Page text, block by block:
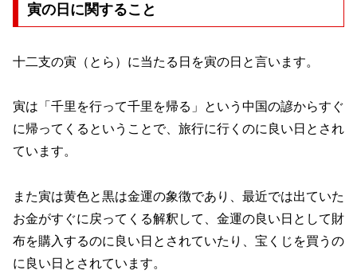
寅の日に関すること
十二支の寅（とら）に当たる日を寅の日と言います。
寅は「千里を行って千里を帰る」という中国の諺からすぐ
に帰ってくるということで、旅行に行くのに良い日とされ
ています。
また寅は黄色と黒は金運の象徴であり、最近では出ていた
お金がすぐに戻ってくる解釈して、金運の良い日として財
布を購入するのに良い日とされていたり、宝くじを買うの
に良い日とされています。